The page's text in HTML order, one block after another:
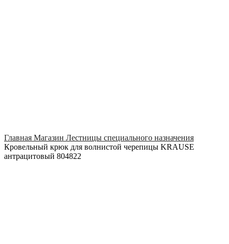
Главная Магазин Лестницы специального назначения
Кровельный крюк для волнистой черепицы KRAUSE
антрацитовый 804822